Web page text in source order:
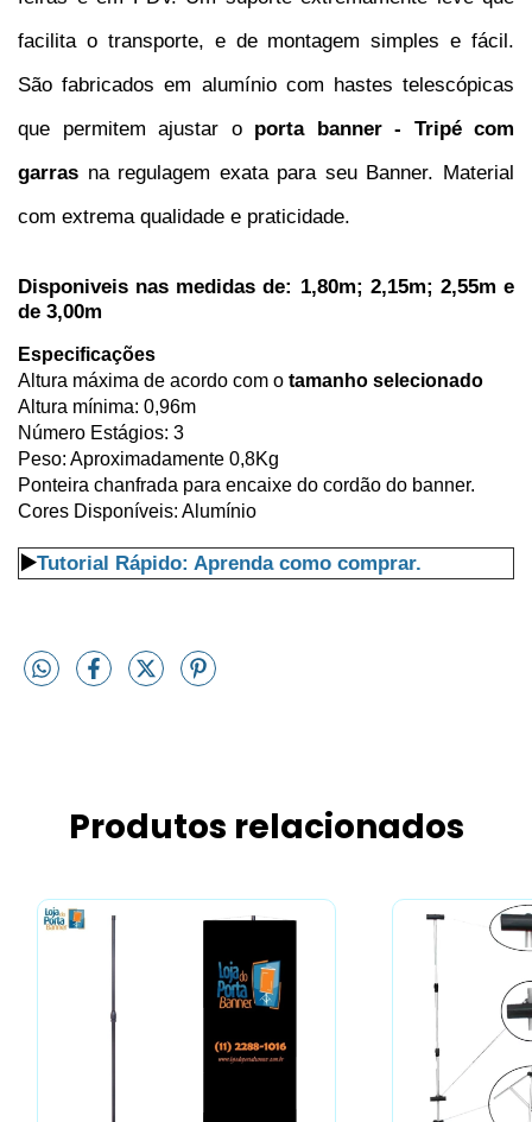
facilita o transporte, e de montagem simples e fácil.
São fabricados em alumínio com hastes telescópicas
que permitem ajustar o porta banner - Tripé com
garras na regulagem exata para seu Banner. Material
com extrema qualidade e praticidade.
Disponiveis nas medidas de: 1,80m; 2,15m; 2,55m e
de 3,00m
Especificações
Altura máxima de acordo com o tamanho selecionado
Altura mínima: 0,96m
Número Estágios: 3
Peso: Aproximadamente 0,8Kg
Ponteira chanfrada para encaixe do cordão do banner.
Cores Disponíveis: Alumínio
▶️Tutorial Rápido: Aprenda como comprar.
Produtos relacionados